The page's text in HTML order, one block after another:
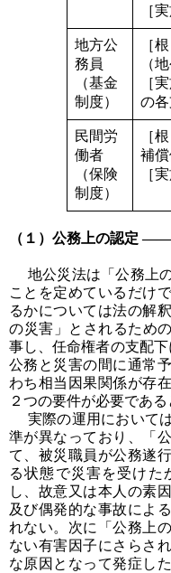
［
地方公
務員
（基金
制度）
［
（
［
の
民間労
働者
（保険
制度）
［
補償
［
（１）公務上の認定
地公災法は「公務上
ことを定めているだけ
るかについては法の解
の災害」とされるため
事し、任命権者の支配
公務と災害の間に通常
わち相当因果関係が存
２つの要件が必要である
実際の運用において
準が異なっており、「
て、被災職員が公務遂
る状態で災害を受けた
し、故意又は本人の素
及び偶発的な事故によ
れない。次に「公務上
ない有害因子にさらさ
な原因となって発症し